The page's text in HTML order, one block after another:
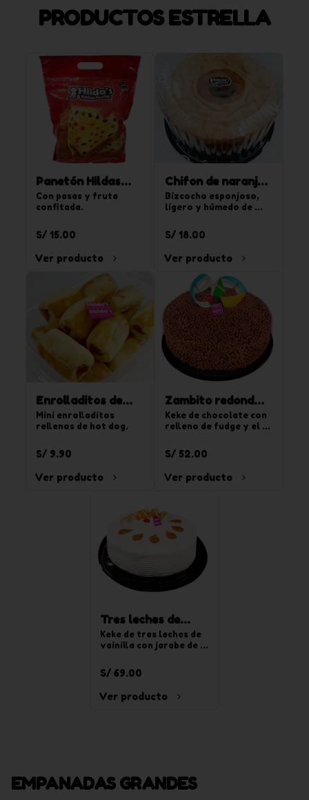
PRODUCTOS ESTRELLA
Panetón Hildas
900 g
Con pasas y fruta
confitada.
S/ 15.00
Ver producto
Chifon de naranja
850g
Bizcocho esponjoso,
ligero y húmedo de
tajadas.
S/ 18.00
Ver producto
Enrolladitos de
hot dog 15 und
Mini enrolladitos
rellenos de hot dog.
S/ 9.90
Ver producto
Zambito redondo
chico
Keke de chocolate con
relleno de fudge y el
crema de vainilla y
chispas de
chocoyogurt. Para 20
tajadas.
S/ 52.00
Ver producto
Tres leches de
vainilla redonda
mediana
Keke de tres leches de
vainilla con jarabe de
crema pastelera y
decorado con crema de
chantilly de vainilla.
Para 20 tajadas.
S/ 69.00
Ver producto
EMPANADAS GRANDES